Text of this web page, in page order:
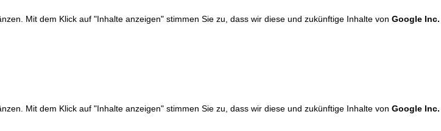
Mit dem Klick auf "Inhalte anzeigen" stimmen Sie zu, dass wir diese und zukünftige Inhalte von Google Inc.
Mit dem Klick auf "Inhalte anzeigen" stimmen Sie zu, dass wir diese und zukünftige Inhalte von Google Inc.